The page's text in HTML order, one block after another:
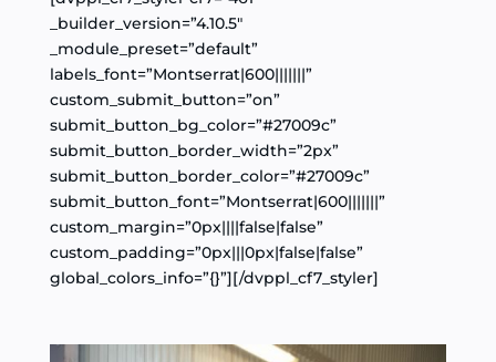
_builder_version=”4.10.5″
_module_preset=”default”
labels_font=”Montserrat|600|||||||”
custom_submit_button=”on”
submit_button_bg_color=”#27009c”
submit_button_border_width=”2px”
submit_button_border_color=”#27009c”
submit_button_font=”Montserrat|600|||||||”
custom_margin=”0px||||false|false”
custom_padding=”0px|||0px|false|false”
global_colors_info=”{}”][/dvppl_cf7_styler]